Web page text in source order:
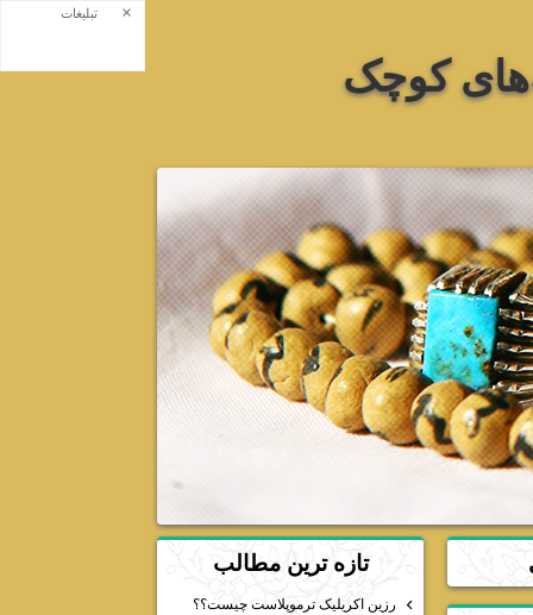
کوچک
تازه ترين مطالب
رزین اکریلیک ترموپلاست چیست؟؟
تبلیغات ×